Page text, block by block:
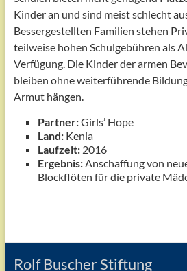
Kinder an und sind meist schlecht
Bessergestellten Familien stehen
teilweise hohen Schulgebühren als
Verfügung. Die Kinder der armen
bleiben ohne weiterführende
Armut hängen.
Partner:Girls’ Hope
Land:Kenia
Laufzeit:2016
Ergebnis:Anschaffung von
Blockflöten für die private
Rolf Buscher Stiftung